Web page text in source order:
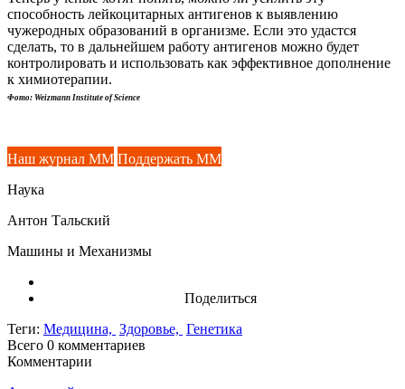
способность лейкоцитарных антигенов к выявлению
чужеродных образований в организме. Если это удастся
сделать, то в дальнейшем работу антигенов можно будет
контролировать и использовать как эффективное дополнение
к химиотерапии.
Фото: Weizmann Institute of Science
Наш журнал ММ Поддержать ММ
Наука
Антон Тальский
Машины и Механизмы
Поделиться
Теги: Медицина, Здоровье, Генетика
Всего 0 комментариев
Комментарии